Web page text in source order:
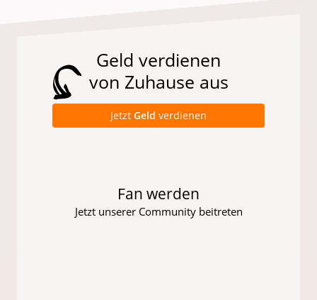
Geld verdienen
von Zuhause aus
Jetzt Geld verdienen
Fan werden
Jetzt unserer Community beitreten